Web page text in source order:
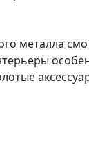
металла